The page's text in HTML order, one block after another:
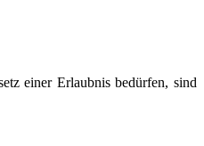
einer Erlaubnis bedürfen, sind